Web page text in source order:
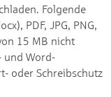
Folgende
PDF, JPG, PNG,
15 MB nicht
und Word-
oder Schreibschutz